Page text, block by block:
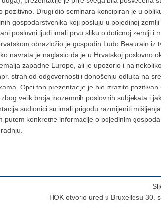
Drugi dio seminara koncipiran je u
gospodarstvenika koji posluju u pojedinoj zemlji
poslovni ljudi imali prvu sliku o doticnoj zemlji i
obrazložio je gospodin Ludo Beaurain iz
navrata je naglasio da je u Hrvatskoj poslovno
zapadne Europe, ali je upozorio i na nekoliko
strah od odgovornosti i donošenju odluka na
Opci ton prezentacije je bio izrazito pozitivan
velik broja inozemnih poslovnih subjekata i
sudionici su imali prigodu razmijeniti
konkretne informacije o pojedinim
HOK otvorio ured u Bruxellesu 30.